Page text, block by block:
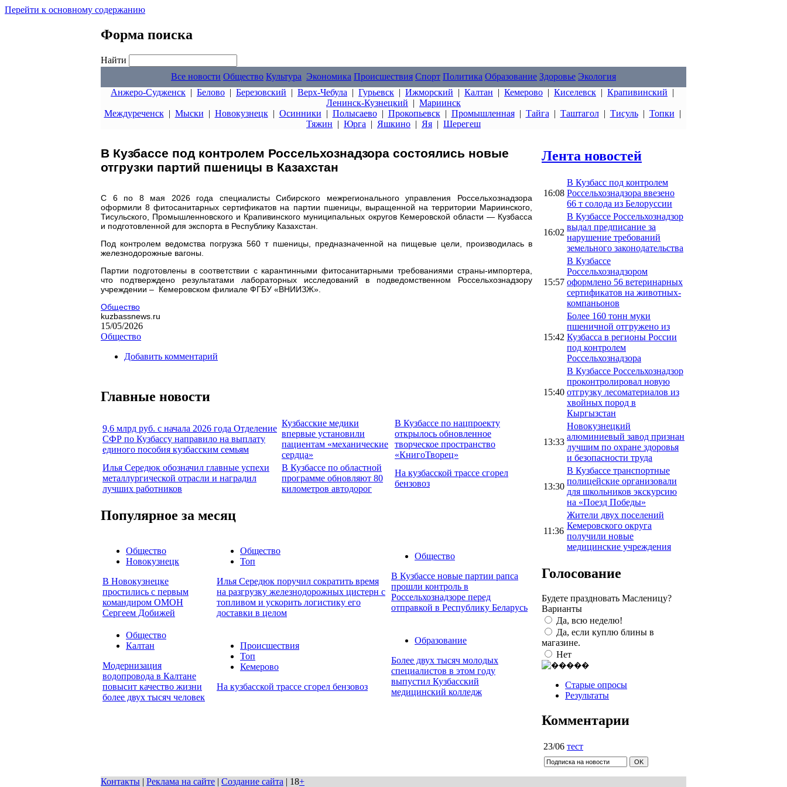
Перейти к основному содержанию
Форма поиска
Найти
Все новости Общество Культура Экономика Происшествия Спорт Политика Образование Здоровье Экология
Анжеро-Судженск | Белово | Березовский | Верх-Чебула | Гурьевск | Ижморский | Калтан | Кемерово | Киселевск | Крапивинский |
Ленинск-Кузнецкий | Мариинск
Междуреченск| Мыски | Новокузнецк| Осинники | Полысаево| Прокопьевск| Промышленная| Тайга | Таштагол| Тисуль| Топки |
Тяжин | Юрга | Яшкино | Яя | Шерегеш
В Кузбассе под контролем Россельхознадзора состоялись новые
отгрузки партий пшеницы в Казахстан
С 6 по 8 мая 2026 года специалисты Сибирского межрегионального управления Россельхознадзора
оформили 8 фитосанитарных сертификатов на партии пшеницы, выращенной на территории Мариинского,
Тисульского, Промышленновского и Крапивинского муниципальных округов Кемеровской области — Кузбасса
и подготовленной для экспорта в Республику Казахстан.
Под контролем ведомства погрузка 560 т пшеницы, предназначенной на пищевые цели, производилась в
железнодорожные вагоны.
Партии подготовлены в соответствии с карантинными фитосанитарными требованиями страны-импортера,
что подтверждено результатами лабораторных исследований в подведомственном Россельхознадзору
учреждении – Кемеровском филиале ФГБУ «ВНИИЗЖ».
Общество
kuzbassnews.ru
15/05/2026
Общество
Добавить комментарий
Главные новости
9,6 млрд руб. с начала 2026 года Отделение
СФР по Кузбассу направило на выплату
единого пособия кузбасским семьям
Кузбасские медики
впервые установили
пациентам «механические
сердца»
В Кузбассе по нацпроекту
открылось обновленное
творческое пространство
«КнигоТворец»
Илья Середюк обозначил главные успехи
металлургической отрасли и наградил
лучших работников
В Кузбассе по областной
программе обновляют 80
километров автодорог
На кузбасской трассе сгорел
бензовоз
Популярное за месяц
Общество
Новокузнецк
В Новокузнецке
простились с первым
командиром ОМОН
Сергеем Добижей
Общество
Топ
Илья Середюк поручил сократить время
на разгрузку железнодорожных цистерн с
топливом и ускорить логистику его
доставки в целом
Общество
В Кузбассе новые партии рапса
прошли контроль в
Россельхознадзоре перед
отправкой в Республику Беларусь
Общество
Калтан
Модернизация
водопровода в Калтане
повысит качество жизни
более двух тысяч человек
Происшествия
Топ
Кемерово
На кузбасской трассе сгорел бензовоз
Образование
Более двух тысяч молодых
специалистов в этом году
выпустил Кузбасский
медицинский колледж
Лента новостей
16:08
В Кузбасс под контролем
Россельхознадзора ввезено
66 т солода из Белоруссии
16:02
В Кузбассе Россельхознадзор
выдал предписание за
нарушение требований
земельного законодательства
15:57
В Кузбассе
Россельхознадзором
оформлено 56 ветеринарных
сертификатов на животных-
компаньонов
15:42
Более 160 тонн муки
пшеничной отгружено из
Кузбасса в регионы России
под контролем
Россельхознадзора
15:40
В Кузбассе Россельхознадзор
проконтролировал новую
отгрузку лесоматериалов из
хвойных пород в
Кыргызстан
13:33
Новокузнецкий
алюминиевый завод признан
лучшим по охране здоровья
и безопасности труда
13:30
В Кузбассе транспортные
полицейские организовали
для школьников экскурсию
на «Поезд Победы»
11:36
Жители двух поселений
Кемеровского округа
получили новые
медицинские учреждения
Голосование
Будете праздновать Масленицу?
Варианты
Да, всю неделю!
Да, если куплю блины в
магазине.
Нет
Старые опросы
Результаты
Комментарии
23/06 тест
Контакты | Реклама на сайте | Создание сайта | 18+